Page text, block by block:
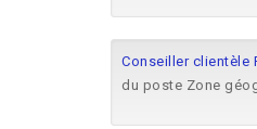
Conseiller clientèle
du poste Zone